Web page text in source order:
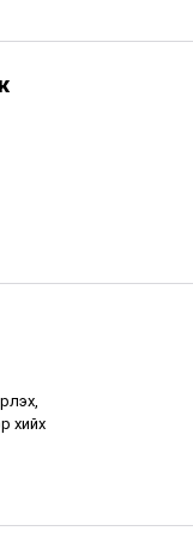
хийх